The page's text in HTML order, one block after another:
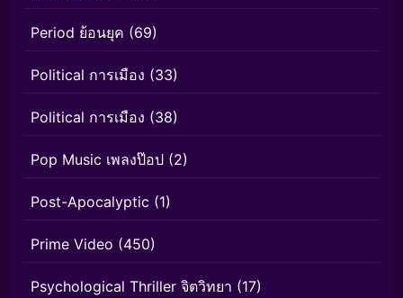
Period ย้อนยุค (69)
Political การเมือง (33)
Political การเมือง (38)
Pop Music เพลงป๊อป (2)
Post-Apocalyptic (1)
Prime Video (450)
Psychological Thriller จิตวิทยา (17)